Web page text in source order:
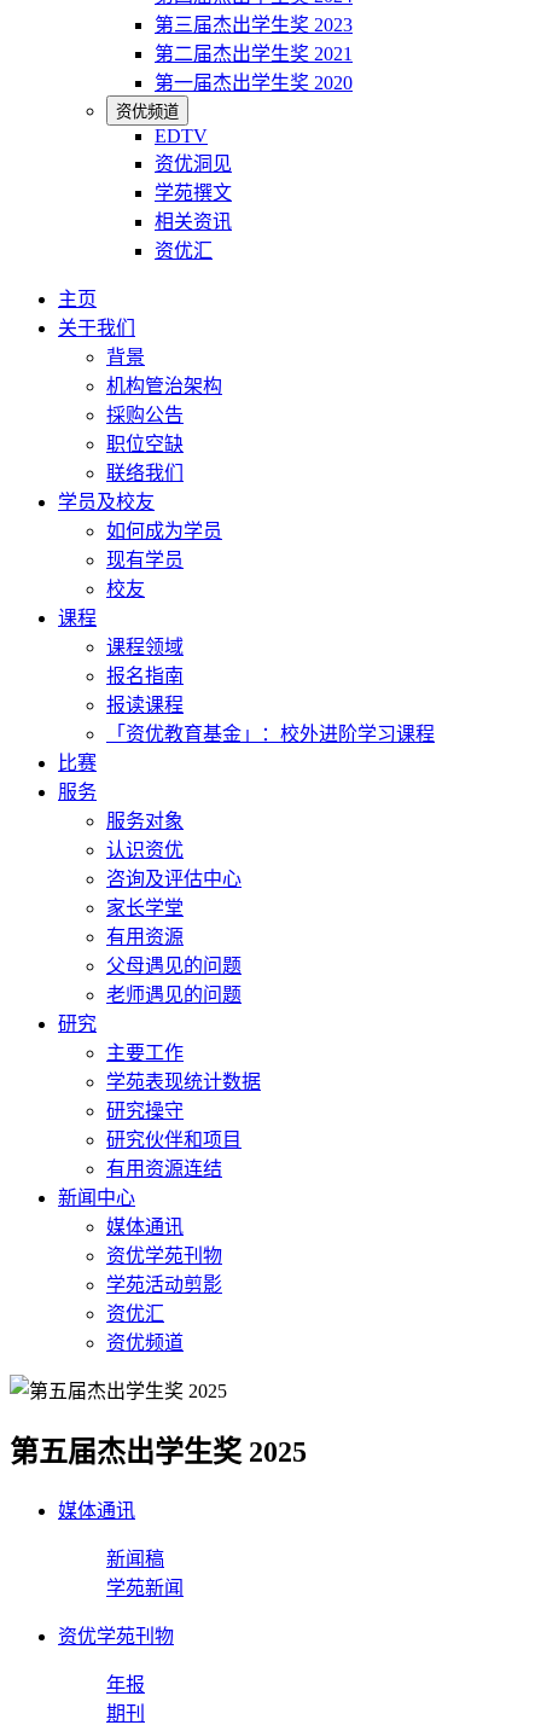
第三届杰出学生奖 2023
第二届杰出学生奖 2021
第一届杰出学生奖 2020
资优频道
EDTV
资优洞见
学苑撰文
相关资讯
资优汇
主页
关于我们
背景
机构管治架构
採购公告
职位空缺
联络我们
学员及校友
如何成为学员
现有学员
校友
课程
课程领域
报名指南
报读课程
「资优教育基金」：校外进阶学习课程
比赛
服务
服务对象
认识资优
咨询及评估中心
家长学堂
有用资源
父母遇见的问题
老师遇见的问题
研究
主要工作
学苑表现统计数据
研究操守
研究伙伴和项目
有用资源连结
新闻中心
媒体通讯
资优学苑刊物
学苑活动剪影
资优汇
资优频道
第五届杰出学生奖 2025
媒体通讯
新闻稿
学苑新闻
资优学苑刊物
年报
期刊